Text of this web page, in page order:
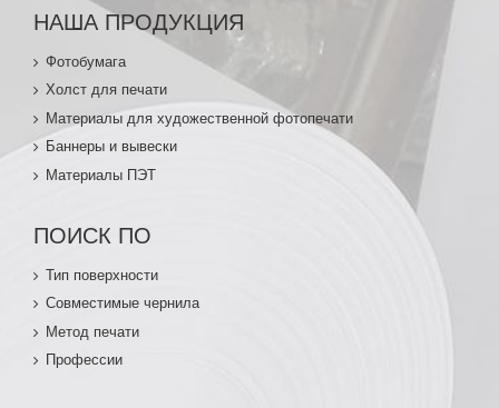
НАША ПРОДУКЦИЯ
Фотобумага
Холст для печати
Материалы для художественной фотопечати
Баннеры и вывески
Материалы ПЭТ
ПОИСК ПО
Тип поверхности
Совместимые чернила
Метод печати
Профессии